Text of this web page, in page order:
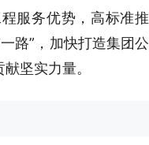
服务优势，高标准推
路”，加快打造集团公
坚实力量。